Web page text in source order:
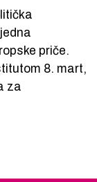
priče.
8. mart,
za